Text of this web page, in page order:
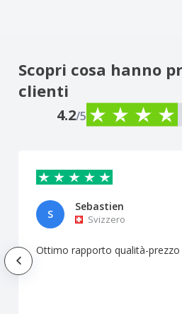
Scopri cosa hanno
clienti
4.2/5
S
Sebastien
Svizzero
Ottimo rapporto qualità-prezzo